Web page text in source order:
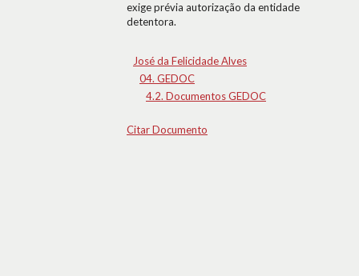
exige prévia autorização da entidade
detentora.
José da Felicidade Alves
04. GEDOC
4.2. Documentos GEDOC
Citar Documento